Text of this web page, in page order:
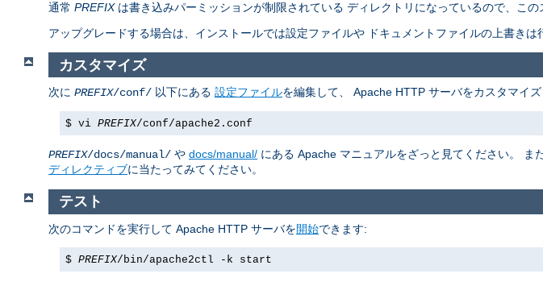
通常 PREFIXは書き込みパーミッションが制限されている ディレクトリになっているので、この
アップグレードする場合は、インストールでは設定ファイルや ドキュメントファイルの上書きは
カスタマイズ
次に PREFIX/conf/ 以下にある 設定ファイルを編集して、 Apache HTTP サーバをカスタマイズ
$ vi PREFIX/conf/apache2.conf
PREFIX/docs/manual/ や docs/manual/ にある Apache マニュアルをざっと見てください。 また
ディレクティブに当たってみてください。
テスト
次のコマンドを実行して Apache HTTP サーバを開始できます:
$ PREFIX/bin/apache2ctl -k start